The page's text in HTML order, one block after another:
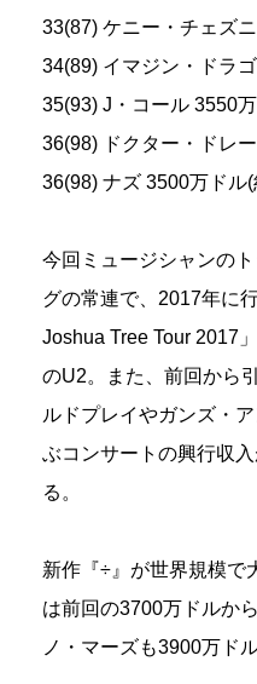
33(87) ケニー・チェズ
34(89) イマジン・ドラ
35(93) J・コール 3550
36(98) ドクター・ドレ
36(98) ナズ 3500万ドル
今回ミュージシャンの
グの常連で、2017年に
Joshua Tree Tour 2017
のU2。また、前回から
ルドプレイやガンズ・
ぶコンサートの興行収
る。
新作『÷』が世界規模で
は前回の3700万ドルか
ノ・マーズも3900万ド